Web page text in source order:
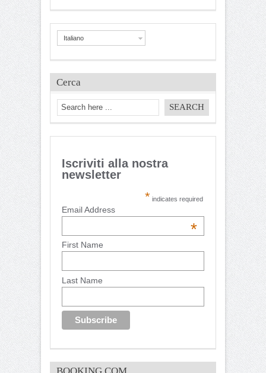
Italiano
Cerca
Iscriviti alla nostra
newsletter
* indicates required
Email Address
*
First Name
Last Name